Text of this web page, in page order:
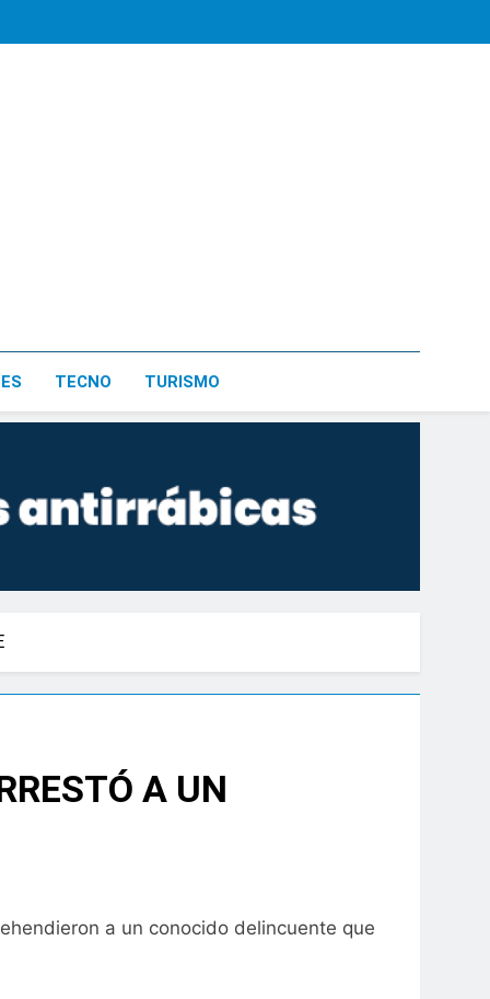
TECNO TURISMO
A UN
a un conocido delincuente que